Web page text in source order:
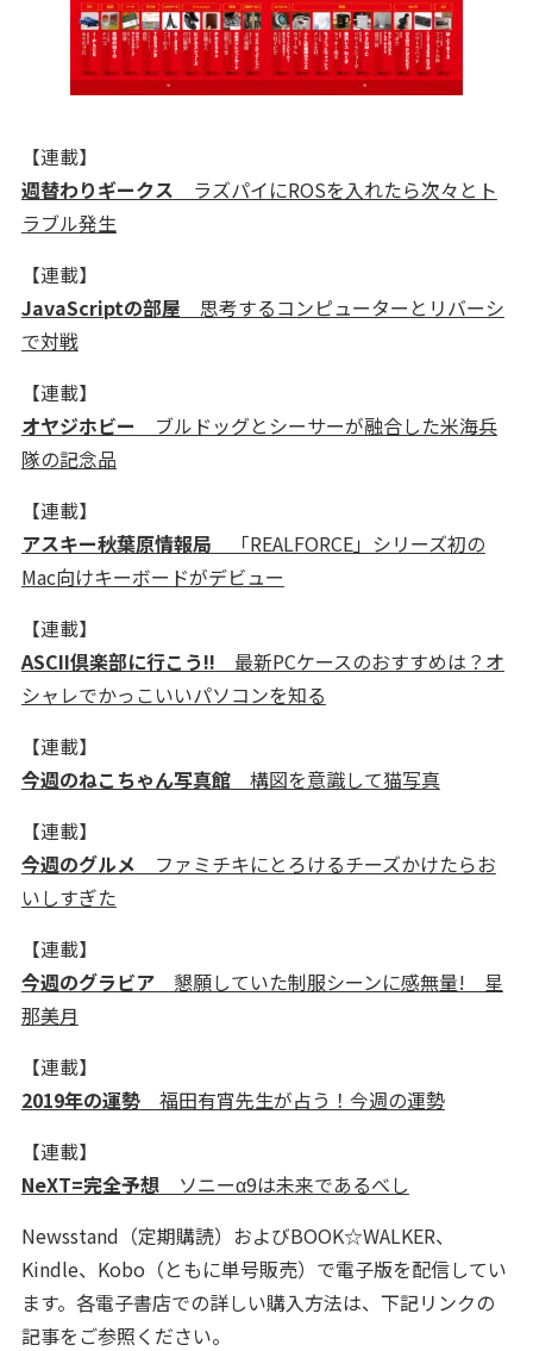
【連載】
週替わりギークス ラズパイにROSを入れたら次々とト
ラブル発生
【連載】
JavaScriptの部屋 思考するコンピューターとリバーシ
で対戦
【連載】
オヤジホビー ブルドッグとシーサーが融合した米海兵
隊の記念品
【連載】
アスキー秋葉原情報局 「REALFORCE」シリーズ初の
Mac向けキーボードがデビュー
【連載】
ASCII倶楽部に行こう!! 最新PCケースのおすすめは？オ
シャレでかっこいいパソコンを知る
【連載】
今週のねこちゃん写真館構図を意識して猫写真
【連載】
今週のグルメ ファミチキにとろけるチーズかけたらお
いしすぎた
【連載】
今週のグラビア懇願していた制服シーンに感無量! 星
那美月
【連載】
2019年の運勢福田有宵先生が占う！今週の運勢
【連載】
NeXT=完全予想ソニーα9は未来であるべし
Newsstand（定期購読）およびBOOK☆WALKER、
Kindle、Kobo（ともに単号販売）で電子版を配信してい
ます。各電子書店での詳しい購入方法は、下記リンクの
記事をご参照ください。